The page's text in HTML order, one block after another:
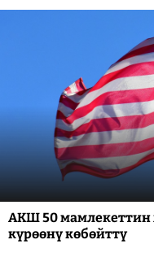
АКШ 50
күрөөнү көбөйттү